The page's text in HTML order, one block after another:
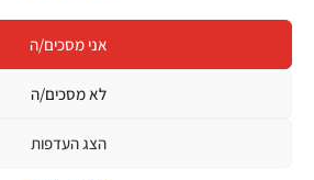
אני מסכים/ה
לא מסכים/ה
הצג העדפות
משרות בתחומי טכנולוגיה והייטק
מתאים לבוגרים ולמחפשי עבודה
עדכונים והזדמנויות במקום אחד